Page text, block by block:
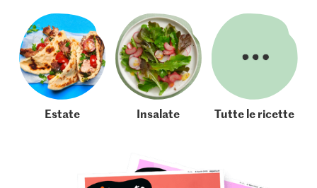
Estate Insalate Tutte le ricette